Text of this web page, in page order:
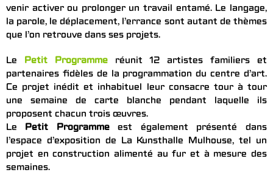
venir activer ou prolonger un travail entamé. Le langage,
la parole, le déplacement, l’errance sont autant de thèmes
que l’on retrouve dans ses projets.
Le Petit Programmeréunit 12 artistes familiers et
partenaires fidèles de la programmation du centre d’art.
Ce projet inédit et inhabituel leur consacre tour à tour
une semaine de carte blanche pendant laquelle ils
proposent chacun trois œuvres.
Le Petit Programme est également présenté dans
l’espace d’exposition de La Kunsthalle Mulhouse, tel un
projet en construction alimenté au fur et à mesure des
semaines.